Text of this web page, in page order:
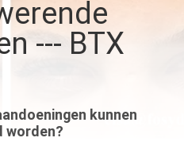
--- BTX
kunnen
worden?